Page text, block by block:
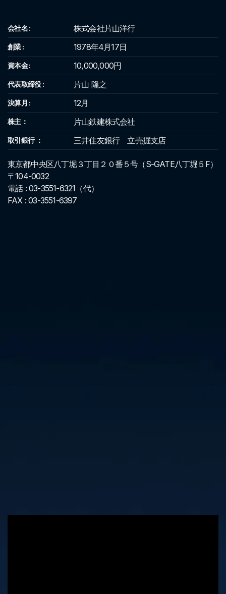
会社名 : 株式会社片山洋行
創業 : 1978年4月17日
資本金 : 10,000,000円
代表取締役 : 片山 隆之
決算月 : 12月
株主： 片山鉄建株式会社
取引銀行 ： 三井住友銀行 立売掘支店
東京都中央区八丁堀３丁目２０番５号（S-GATE八丁堀５F）
〒104-0032
電話 : 03-3551-6321（代）
FAX : 03-3551-6397